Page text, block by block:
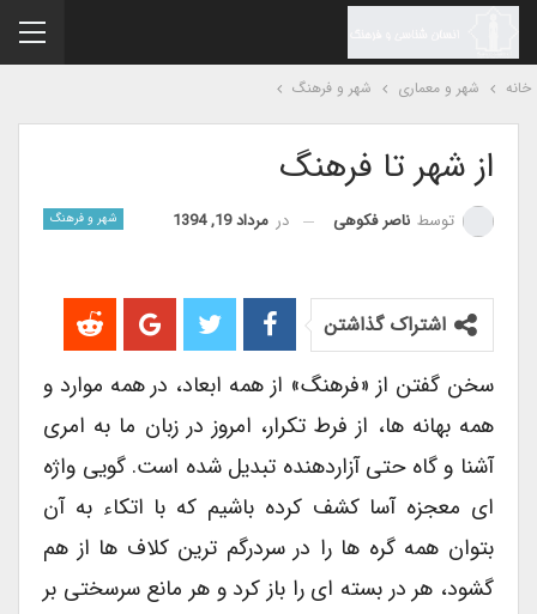
شهر و معماری شهر و فرهنگ
از شهر تا فرهنگ
شهر و فرهنگ توسطناصر فکوهی درمرداد 19, 1394
اشتراک گذاشتن
سخن گفتن از «فرهنگ» از همه ابعاد، در همه موارد و
همه بهانه ها، از فرط تکرار، امروز در زبان ما به امری
آشنا و گاه حتی آزاردهنده تبدیل شده است. گویی واژه
ای معجزه آسا کشف کرده باشیم که با اتکاء به آن
بتوان همه گره ها را در سردرگم ترین کلاف ها از هم
گشود، هر در بسته ای را باز کرد و هر مانع سرسختی بر